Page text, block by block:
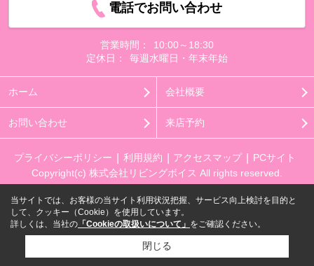
電話でお問い合わせ
営業時間：
10:00～18:30
定休日：
毎週水曜日・年末年始
ホーム 会社概要
お問い合わせ 来店予約
プライバシーポリシー 利用規約 アクセスマップ
PCサイト
Copyright(c) 株式会社リビングボイス All rights reserved.
当サイトでは、お客様の当サイト利用状況把握、サービス向上検討を目的と
して、クッキー（Cookie）を使用しています。
詳しくは、当社の 「Cookieの取扱いについて」 をご確認ください。
閉じる